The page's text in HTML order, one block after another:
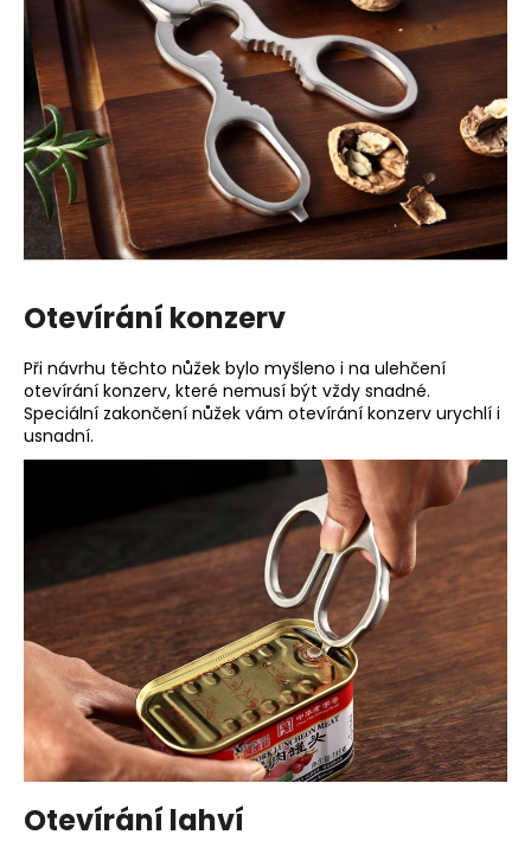
Otevírání konzerv
Při návrhu těchto nůžek bylo myšleno i na ulehčení
otevírání konzerv, které nemusí být vždy snadné.
Speciální zakončení nůžek vám otevírání konzerv urychlí i
usnadní.
Otevírání lahví